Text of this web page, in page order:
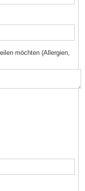
möchten (Allergien,